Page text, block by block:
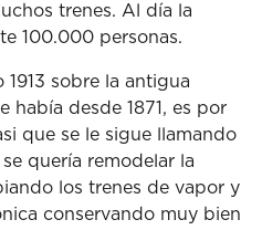
trenes. Al día la
100.000 personas.
sobre la antigua
había desde 1871, es por
que se le sigue llamando
quería remodelar la
los trenes de vapor y
conservando muy bien